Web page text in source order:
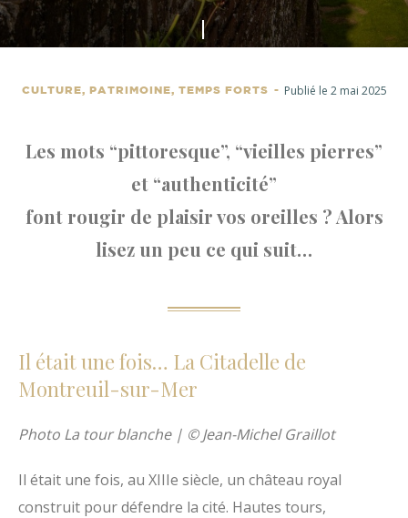
Faites
CULTURE, PATRIMOINE, TEMPS FORTS Publié le 2 mai 2025
Les mots “pittoresque”, “vieilles pierres”
et “authenticité”
font rougir de plaisir vos oreilles ? Alors
lisez un peu ce qui suit…
Il était une fois… La Citadelle de
Montreuil-sur-Mer
Photo La tour blanche | © Jean-Michel Graillot
Il était une fois, au XIIIe siècle, un château royal
construit pour défendre la cité. Hautes tours,